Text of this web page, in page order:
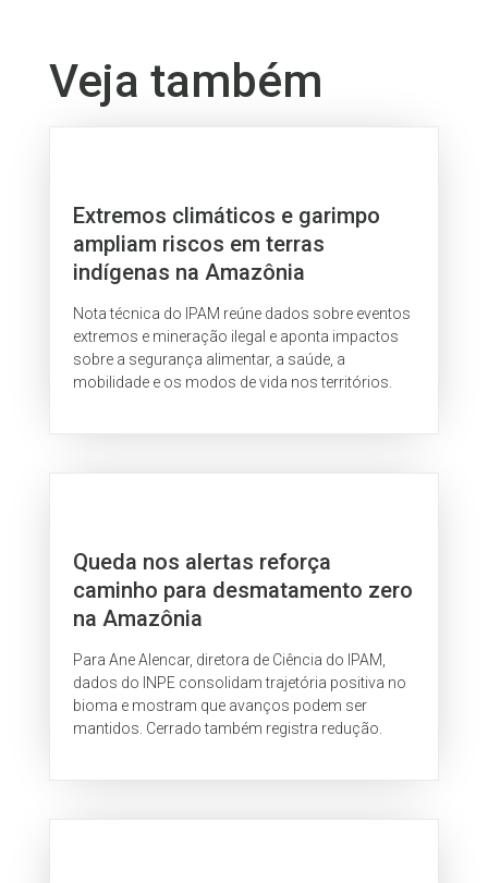
Veja também
Extremos climáticos e garimpo
ampliam riscos em terras
indígenas na Amazônia
Nota técnica do IPAM reúne dados sobre eventos
extremos e mineração ilegal e aponta impactos
sobre a segurança alimentar, a saúde, a
mobilidade e os modos de vida nos territórios.
Queda nos alertas reforça
caminho para desmatamento zero
na Amazônia
Para Ane Alencar, diretora de Ciência do IPAM,
dados do INPE consolidam trajetória positiva no
bioma e mostram que avanços podem ser
mantidos. Cerrado também registra redução.